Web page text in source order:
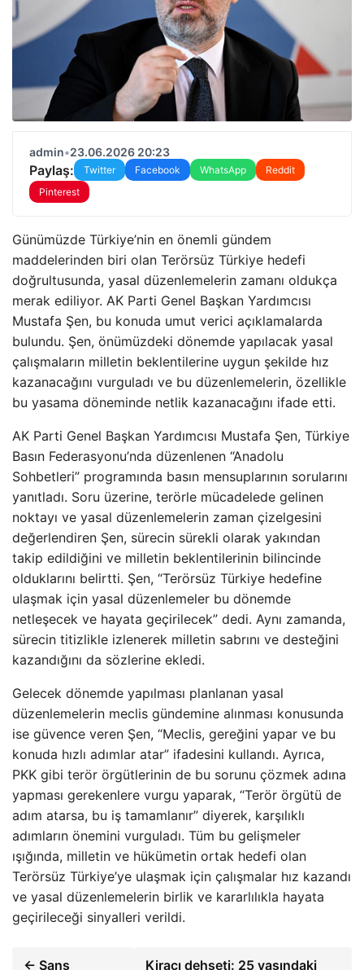
admin•23.06.2026 20:23
Paylaş: Twitter Facebook WhatsApp
Reddit
Pinterest
Günümüzde Türkiye’nin en önemli gündem
maddelerinden biri olan Terörsüz Türkiye hedefi
doğrultusunda, yasal düzenlemelerin zamanı oldukça
merak ediliyor. AK Parti Genel Başkan Yardımcısı
Mustafa Şen, bu konuda umut verici açıklamalarda
bulundu. Şen, önümüzdeki dönemde yapılacak yasal
çalışmaların milletin beklentilerine uygun şekilde hız
kazanacağını vurguladı ve bu düzenlemelerin, özellikle
bu yasama döneminde netlik kazanacağını ifade etti.
AK Parti Genel Başkan Yardımcısı Mustafa Şen, Türkiye
Basın Federasyonu’nda düzenlenen “Anadolu
Sohbetleri” programında basın mensuplarının sorularını
yanıtladı. Soru üzerine, terörle mücadelede gelinen
noktayı ve yasal düzenlemelerin zaman çizelgesini
değerlendiren Şen, sürecin sürekli olarak yakından
takip edildiğini ve milletin beklentilerinin bilincinde
olduklarını belirtti. Şen, “Terörsüz Türkiye hedefine
ulaşmak için yasal düzenlemeler bu dönemde
netleşecek ve hayata geçirilecek” dedi. Aynı zamanda,
sürecin titizlikle izlenerek milletin sabrını ve desteğini
kazandığını da sözlerine ekledi.
Gelecek dönemde yapılması planlanan yasal
düzenlemelerin meclis gündemine alınması konusunda
ise güvence veren Şen, “Meclis, gereğini yapar ve bu
konuda hızlı adımlar atar” ifadesini kullandı. Ayrıca,
PKK gibi terör örgütlerinin de bu sorunu çözmek adına
yapması gerekenlere vurgu yaparak, “Terör örgütü de
adım atarsa, bu iş tamamlanır” diyerek, karşılıklı
adımların önemini vurguladı. Tüm bu gelişmeler
ışığında, milletin ve hükümetin ortak hedefi olan
Terörsüz Türkiye’ye ulaşmak için çalışmalar hız kazandı
ve yasal düzenlemelerin birlik ve kararlılıkla hayata
geçirileceği sinyalleri verildi.
← Şans
Kiracı dehşeti: 25 yaşındaki